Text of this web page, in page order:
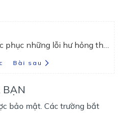
Bài sau
BẠN
bảo mật. Các trường bắt